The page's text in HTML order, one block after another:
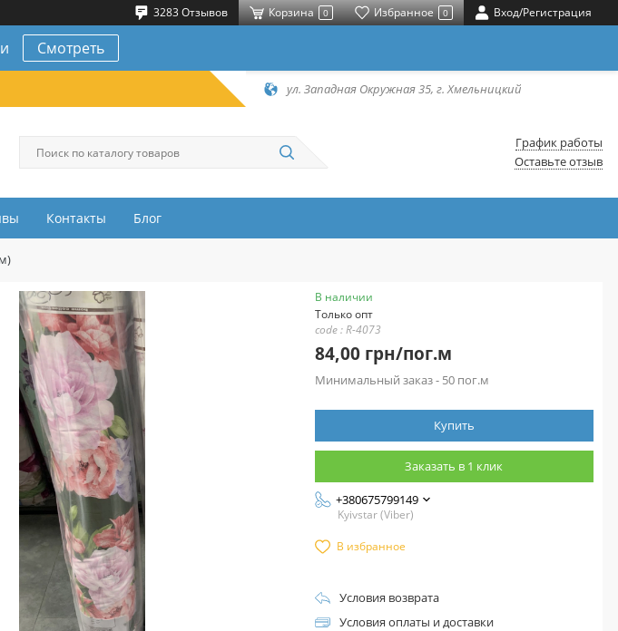
3283 Отзывов Корзина 0 Избранное 0 Вход/Регистрация
Смотреть
ул. Западная Окружная 35, г. Хмельницкий
График работы
Оставьте отзыв
Контакты Блог
В наличии
Только опт
code : R-4073
84,00 грн/пог.м
Минимальный заказ - 50 пог.м
Купить
Заказать в 1 клик
+380675799149
Kyivstar (Viber)
В избранное
Условия возврата
Условия оплаты и доставки